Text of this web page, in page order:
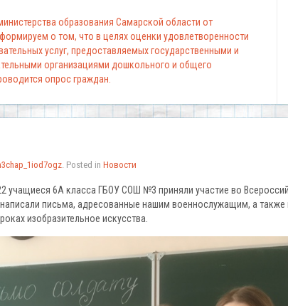
образования Самарской области от
о том, что в целях оценки удовлетворенности
услуг, предоставляемых государственными и
организациями дошкольного и общего
опрос граждан.
. Posted in Новости
учащиеся 6А класса ГБОУ СОШ №3 приняли участие во
письма, адресованные нашим военнослужащим, а также
изобразительное искусства.